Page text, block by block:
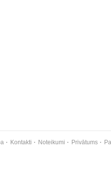
Kontakti Noteikumi Privātums